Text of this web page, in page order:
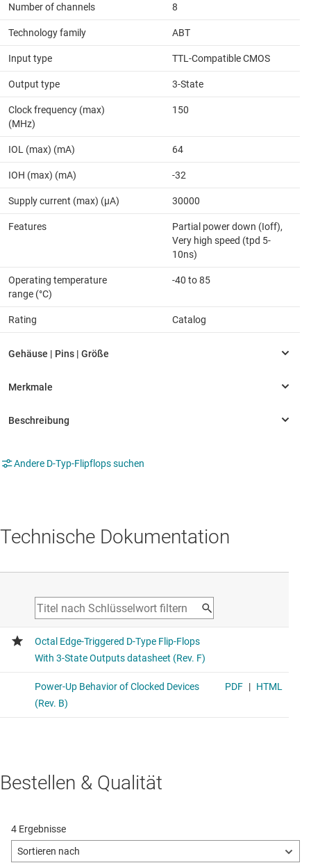
Number of channels 8
Technology family ABT
Input type TTL-Compatible CMOS
Output type 3-State
Clock frequency (max)
(MHz)
150
IOL (max) (mA) 64
IOH (max) (mA) -32
Supply current (max) (µA) 30000
Features
Partial power down (Ioff),
Very high speed (tpd 5-
10ns)
Operating temperature
range (°C)
-40 to 85
Rating Catalog
Andere D-Typ-Flipflops suchen
Technische Dokumentation
Bestellen & Qualität